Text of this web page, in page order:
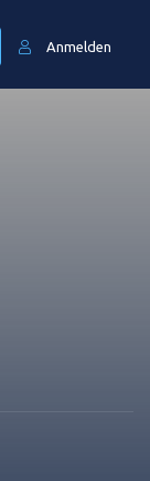
Anmelden